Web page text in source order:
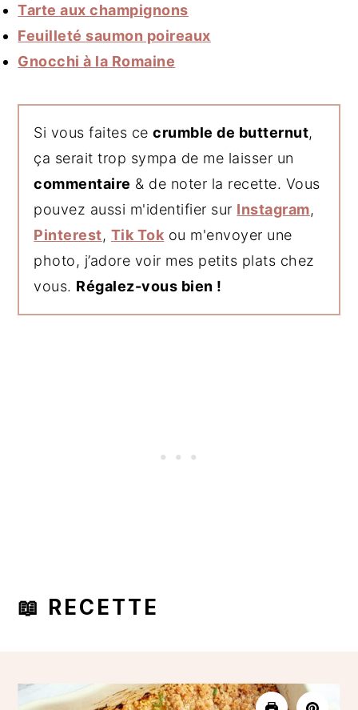
Tarte aux champignons
Feuilleté saumon poireaux
Gnocchi à la Romaine
Si vous faites cecrumble de butternut,
ça serait trop sympa de me laisser un
commentaire & de noter la recette. Vous
pouvez aussi m'identifier sur Instagram,
Pinterest, Tik Tok ou m'envoyer une
photo, j’adore voir mes petits plats chez
vous. Régalez-vous bien !
📖 RECETTE